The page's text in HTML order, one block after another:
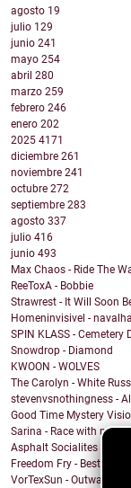
agosto 19
julio 129
junio 241
mayo 254
abril 280
marzo 259
febrero 246
enero 202
2025 4171
diciembre 261
noviembre 241
octubre 272
septiembre 283
agosto 337
julio 416
junio 493
Max Chaos - Ride The
ReeToxA - Bobbie
Strawrest - It Will Soon
Homeninvisivel -
SPIN KLASS - Cemetery
Snowdrop - Diamond
KWOON - WOLVES
The Carolyn - White
stevenvsnothingness -
Good Time Mystery
Sarina - Race with no
Asphalt Socialites -
Freedom Fry - Best Friend
VorTexSun - Outward